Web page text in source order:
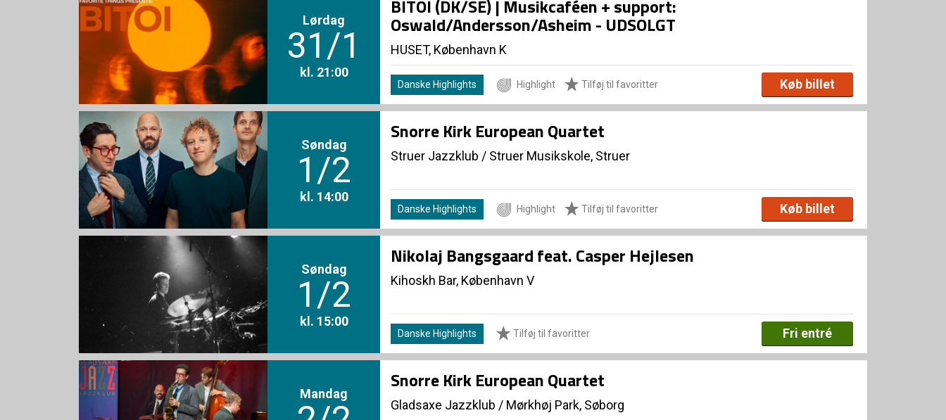
Lørdag
31/1
kl. 21:00
BITOI (DK/SE) | Musikcaféen + support:
Oswald/Andersson/Asheim - UDSOLGT
HUSET, København K
Danske Highlights Highlight Tilføj til favoritter Køb billet
Søndag
1/2
kl. 14:00
Snorre Kirk European Quartet
Struer Jazzklub / Struer Musikskole, Struer
Danske Highlights Highlight Tilføj til favoritter Køb billet
Søndag
1/2
kl. 15:00
Nikolaj Bangsgaard feat. Casper Hejlesen
Kihoskh Bar, København V
Danske Highlights Tilføj til favoritter Fri entré
Mandag
Snorre Kirk European Quartet
Gladsaxe Jazzklub / Mørkhøj Park, Søborg